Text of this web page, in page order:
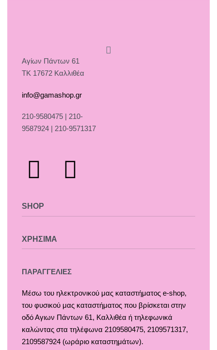
Αγίων Πάντων 61
ΤΚ 17672 Καλλιθέα
info@gamashop.gr
210-9580475 | 210-
9587924 | 210-9571317
SHOP
Χαλιά
Γκαζόν
Δάπεδα
Τοίχος
ΧΡΗΣΙΜΑ
Τρόποι Πληρωμής
Επιστροφές
Προστασία Απορρήτου
ΠΑΡΑΓΓΕΛΙΕΣ
Μέσω του ηλεκτρονικού μας καταστήματος e-shop,
του φυσικού μας καταστήματος που βρίσκεται στην
οδό Αγιων Πάντων 61, Καλλιθέα ή τηλεφωνικά
καλώντας στα τηλέφωνα 2109580475, 2109571317,
2109587924 (ωράριο καταστημάτων).